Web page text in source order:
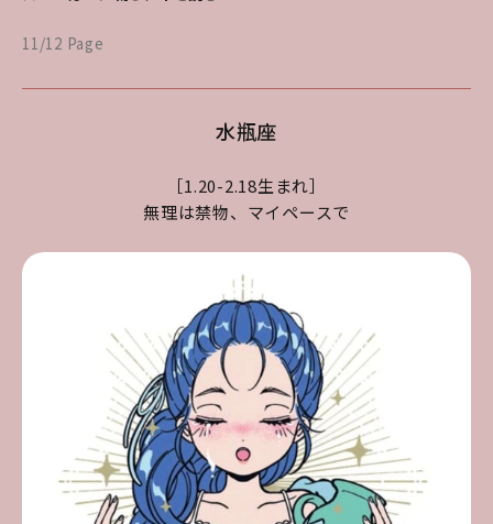
11/12 Page
水瓶座
［1.20-2.18生まれ］
無理は禁物、マイペースで